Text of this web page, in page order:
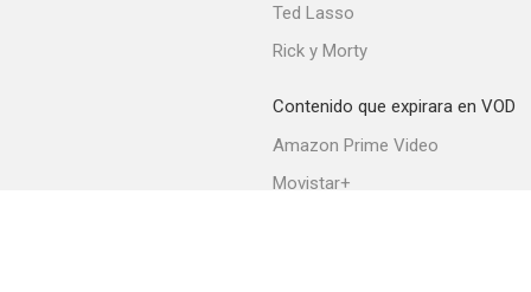
Ted Lasso
Rick y Morty
Contenido que expirara en VOD
Amazon Prime Video
Movistar+